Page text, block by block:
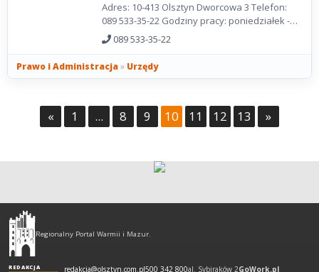
Adres: 10-413 Olsztyn Dworcowa 3 Telefon:
089 533-35-22 Godziny pracy: poniedziałek -
piątek 7.30-15.30.
089 533-35-22
Prawo i Administracja» Urzędy
« 1 ... 8 9 10 11 12 13 »
Olsztyn
-
regionalny
Regionalny Portal Warmii i Mazur.
REDAKCJA redakcja@olsztyn.com.pl500 342 800al. Sybiraków 2GoWork.pl